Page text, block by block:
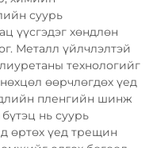
суурь
үүсгэдэг хөндлөн
Металл үйлчлэлтэй
технологийг
өөрчлөгдөх үед
пленгийн шинж
нь суурь
өртөх үед трещин